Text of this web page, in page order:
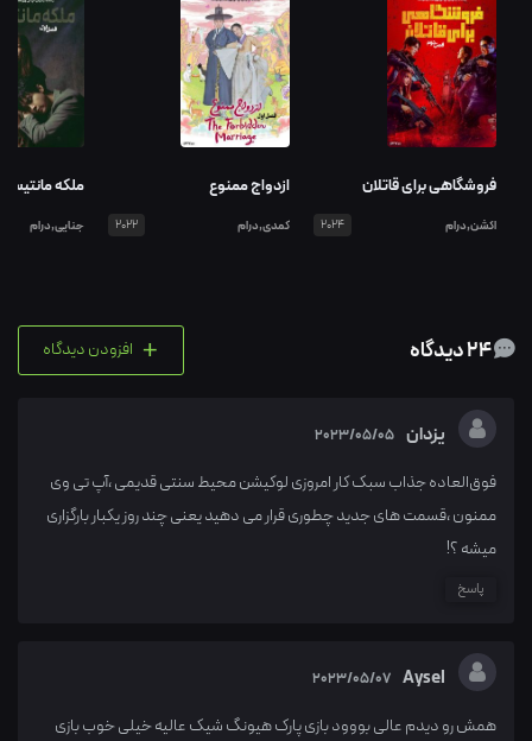
فروشگاهی برای قاتلان
اکشن,درام 2024
ازدواج ممنوع
کمدی,درام 2022
ملکه مانتیس
جنایی,درام
+ افزودن دیدگاه
یزدان 2023/05/05
فوق‌العاده جذاب سبک کار امروزی لوکیشن محیط سنتی قدیمی ،آپ تی وی
ممنون ،قسمت های جدید چطوری قرار می دهید یعنی چند روز یکبار بارگزاری
میشه ؟!
پاسخ
Aysel
2023/05/07
همش رو دیدم عالی بووود بازی پارک هیونگ شیک عالیه خیلی خوب بازی